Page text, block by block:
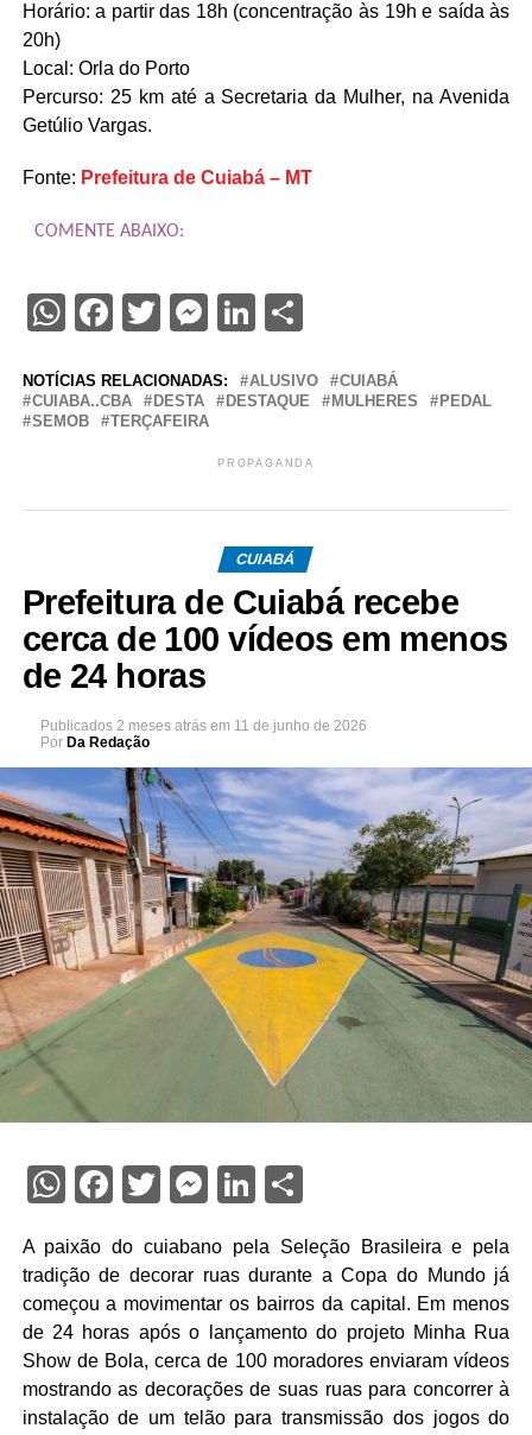
Horário: a partir das 18h (concentração às 19h e saída às
20h)
Local: Orla do Porto
Percurso: 25 km até a Secretaria da Mulher, na Avenida
Getúlio Vargas.
Fonte: Prefeitura de Cuiabá – MT
COMENTE ABAIXO:
WhatsApp
Facebook
TwitterMessenger
LinkedIn
NOTÍCIAS RELACIONADAS: ALUSIVO
CUIABÁ
CUIABA..CBA
DESTA DESTAQUE MULHERES
PEDAL
SEMOB
TERÇAFEIRA
PROPAGANDA
CUIABÁ
Prefeitura de Cuiabá recebe
cerca de 100 vídeos em menos
de 24 horas
Publicados 2 meses atrás em 11 de junho de 2026
Por Da Redação
WhatsApp
Facebook
Twitter
Messenger
LinkedIn
Share
A paixão do cuiabano pela Seleção Brasileira e pela
tradição de decorar ruas durante a Copa do Mundo já
começou a movimentar os bairros da capital. Em menos
de 24 horas após o lançamento do projeto Minha Rua
Show de Bola, cerca de 100 moradores enviaram vídeos
mostrando as decorações de suas ruas para concorrer à
instalação de um telão para transmissão dos jogos do